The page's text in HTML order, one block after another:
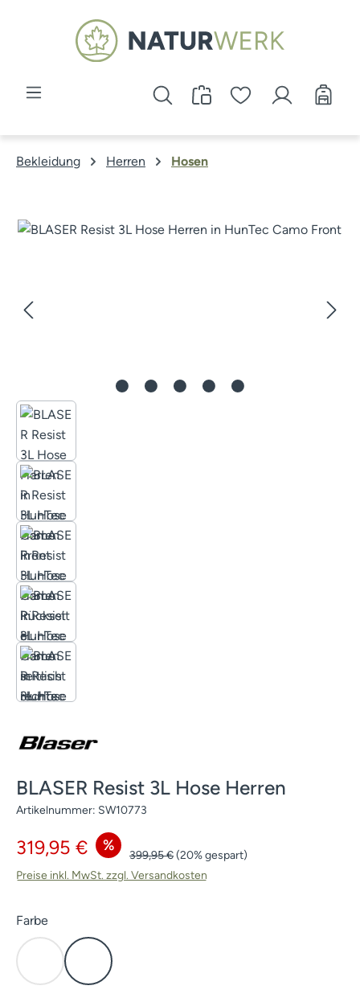
Zum Hauptinhalt springen
Bekleidung Herren Hosen
Bildergalerie überspringen
BLASER Resist 3L Hose Herren
Artikelnummer: SW10773
Verkaufspreis:
319,95 € %
Regulärer Preis:
399,95 €(20% gespart)
Preise inkl. MwSt. zzgl. Versandkosten
Farbeauswählen
Dunkel OlivHunTec Camo